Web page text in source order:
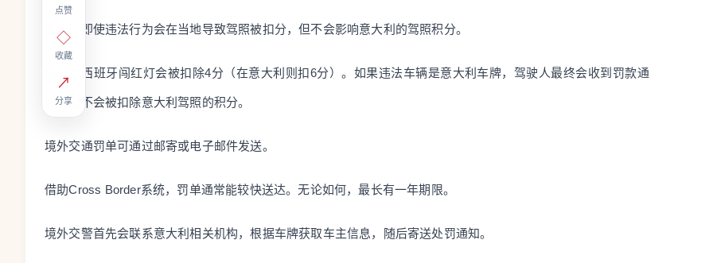
点赞
◇
收藏
↗
分享
此外，即使违法行为会在当地导致驾照被扣分，但不会影响意大利的驾照积分。
如，在西班牙闯红灯会被扣除4分（在意大利则扣6分）。如果违法车辆是意大利车牌，驾驶人最终会收到罚款通
知，但不会被扣除意大利驾照的积分。
境外交通罚单可通过邮寄或电子邮件发送。
借助Cross Border系统，罚单通常能较快送达。无论如何，最长有一年期限。
境外交警首先会联系意大利相关机构，根据车牌获取车主信息，随后寄送处罚通知。